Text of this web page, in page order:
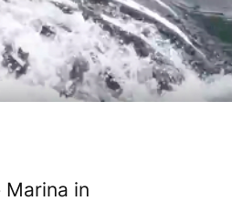
Marina in